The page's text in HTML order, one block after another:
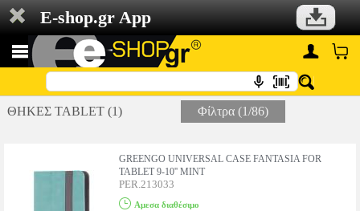
E-shop.gr App
ΘΗΚΕΣ TABLET (1) Φίλτρα (1/86)
GREENGO UNIVERSAL CASE FANTASIA FOR
TABLET 9-10'' MINT
PER.213033
Αμεσα διαθέσιμο